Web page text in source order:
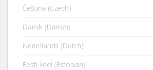
Čeština (Czech)
Dansk (Danish)
Nederlands (Dutch)
Eesti keel (Estonian)